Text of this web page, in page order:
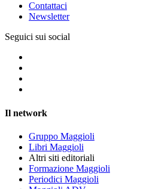
Contattaci
Newsletter
Seguici sui social
Il network
Gruppo Maggioli
Libri Maggioli
Altri siti editoriali
Formazione Maggioli
Periodici Maggioli